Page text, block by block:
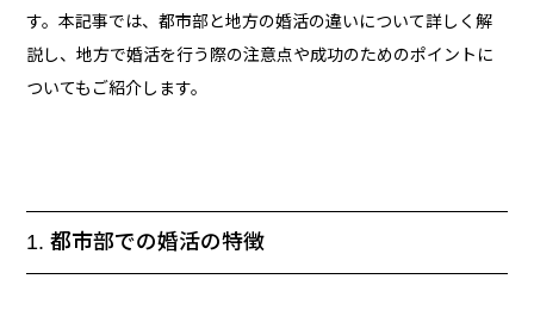
す。本記事では、都市部と地方の婚活の違いについて詳しく解
説し、地方で婚活を行う際の注意点や成功のためのポイントに
ついてもご紹介します。
1. 都市部での婚活の特徴